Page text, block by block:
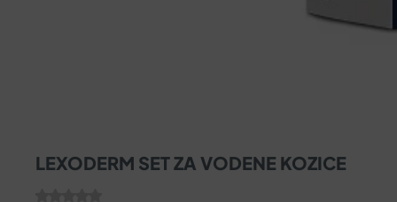
LEXODERM SET ZA VODENE KOZICE